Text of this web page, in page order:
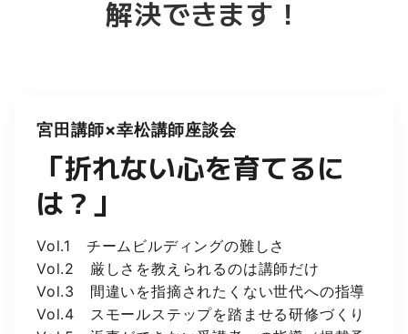
解決できます！
宮田講師×幸松講師座談会
「折れない心を育てるに
は？」
Vol.1 チームビルディングの難しさ
Vol.2 厳しさを教えられるのは講師だけ
Vol.3 間違いを指摘されたくない世代への指導
Vol.4 スモールステップを踏ませる研修づくり